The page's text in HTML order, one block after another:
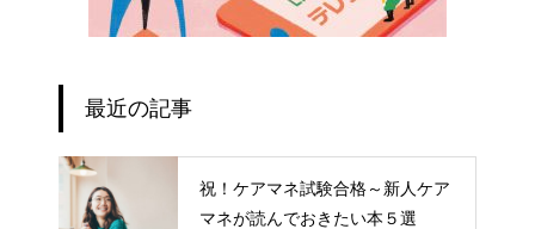
最近の記事
祝！ケアマネ試験合格～新人ケア
マネが読んでおきたい本５選